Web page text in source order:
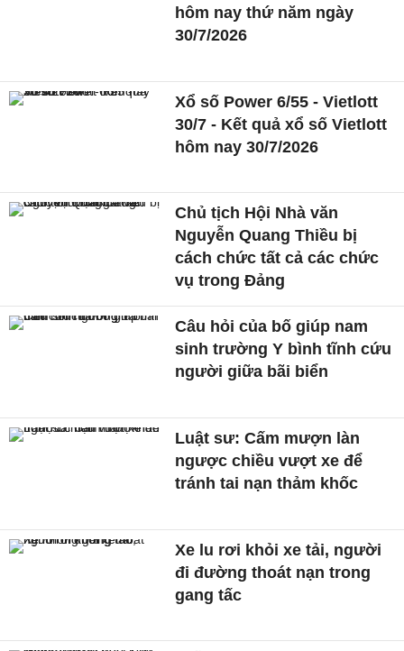
hôm nay thứ năm ngày
30/7/2026
Xổ số Power 6/55 - Vietlott
30/7 - Kết quả xổ số Vietlott
hôm nay 30/7/2026
Chủ tịch Hội Nhà văn
Nguyễn Quang Thiều bị
cách chức tất cả các chức
vụ trong Đảng
Câu hỏi của bố giúp nam
sinh trường Y bình tĩnh cứu
người giữa bãi biển
Luật sư: Cấm mượn làn
ngược chiều vượt xe để
tránh tai nạn thảm khốc
Xe lu rơi khỏi xe tải, người
đi đường thoát nạn trong
gang tấc